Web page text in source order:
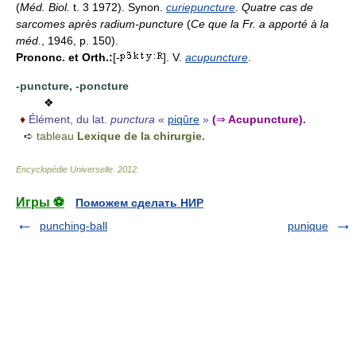
(Méd. Biol. t. 3 1972). Synon. curiepuncture Quatre cas de
sarcomes après radium-puncture (Ce que la Fr. a apporté à la
méd.
, 1946, p. 150).
Prononc. et Orth.:[- ]. V. acupuncture
-puncture, -poncture
❖
♦ Élément, du lat. punctura « piqûre » (⇒ Acupuncture).
➪ tableau Lexique de la chirurgie.
Encyclopédie Universelle 2012
Игры ⚽
Поможем сделать НИР
punching-ball
punique